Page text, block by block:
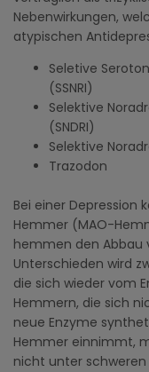
Nebenwirkungen,
atypischen
Seletive
(SSNRI)
Selektive
(SNDRI)
Selektive
Trazodon
Bei einer
Hemmer (MAO-
hemmen den Abbau
Unterschieden wird
die sich wieder vom
Hemmern, die sich
neue Enzyme
Hemmer einnimmt,
nicht unter schweren